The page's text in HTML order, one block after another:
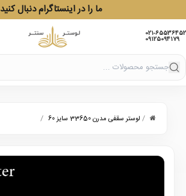
ما را در اینستاگرام دنبال کنید
021-65536452
09125094179
/ لوستر سقفی مدرن 33650 سایز 60 /